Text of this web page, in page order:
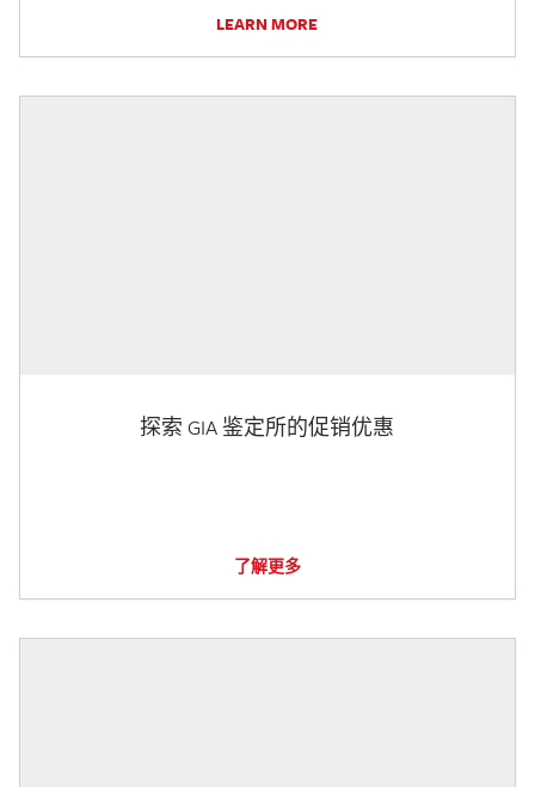
LEARN MORE
探索 GIA 鉴定所的促销优惠
了解更多